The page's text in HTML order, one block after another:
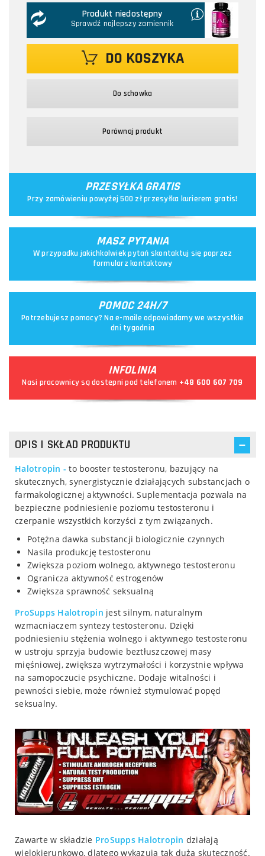
Produkt niedostępny
Sprawdź najlepszy zamiennik
DO KOSZYKA
Do schowka
Porównaj produkt
PRZESYŁKA GRATIS
Przy zamówieniu powyżej 500 zł przesyłka kurierem gratis!
MASZ PYTANIA
W przypadku jakichkolwiek pytań skontaktuj się poprzez
formularz kontaktowy
POMOC 24H/7
Potrzebujesz pomocy? Na e-maile odpowiadamy we wszystkie
dni tygodnia
INFOLINIA
Nasi pracownicy są dostępni pod telefonem +48 600 607 709
OPIS I SKŁAD PRODUKTU
Halotropin -to booster testosteronu, bazujący na
skutecznych, synergistycznie działających substancjach o
farmakologicznej aktywności. Suplementacja pozwala na
bezpieczne podniesienie poziomu testosteronu i
czerpanie wszystkich korzyści z tym związanych.
Potężna dawka substancji biologicznie czynnych
Nasila produkcję testosteronu
Zwiększa poziom wolnego, aktywnego testosteronu
Ogranicza aktywność estrogenów
Zwiększa sprawność seksualną
ProSupps Halotropin jest silnym, naturalnym
wzmacniaczem syntezy testosteronu. Dzięki
podniesieniu stężenia wolnego i aktywnego testosteronu
w ustroju sprzyja budowie beztłuszczowej masy
mięśniowej, zwiększa wytrzymałości i korzystnie wpływa
na samopoczucie psychiczne. Dodaje witalności i
pewności siebie, może również stymulować popęd
seksualny.
Zawarte w składzie ProSupps Halotropin działają
wielokierunkowo, dlatego wykazują tak dużą skuteczność.